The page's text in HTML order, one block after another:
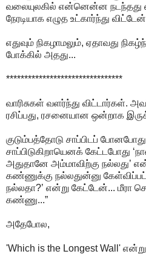
வலையுலகில் என்னென்ன நடந்தது
நேரடியாக எழுத உட்கார்ந்து
எதுவும் நிகழாமலும், ஏதாவது
போக்கில் அதது...
********************************
வாரிசுகள் வளர்ந்து
ரசிப்பது, ரசனையான ஒன்றாக
குடும்பத்தோடு சாப்பிடப்
சாப்பிடுகிறாயெனக் கேட்டபோது
அதுதானே அம்மாவிற்கு நல்லது’
கண்ணுக்கு நல்லதுன்னு
நல்லதா?’ என்று கேட்டேன்... மீரா
கண்ணு...”
அதேபோல,
'Which is the Longest Wall'